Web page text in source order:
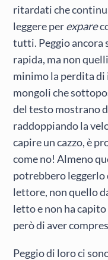
ritardati che
leggere perexpare
tutti. Peggio
rapida, ma non
minimo la perdita
mongoli che
del testo mostrano
raddoppiando la
capire un cazzo, è
come no! Almeno
potrebbero leggerlo
lettore, non quello
letto e non ha
però di aver
Peggio di loro ci